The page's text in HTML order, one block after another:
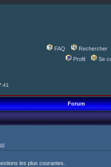
FAQ
Rechercher
Profil
Se
Forum
les plus courantes.